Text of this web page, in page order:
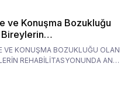
ve Konuşma Bozukluğu
Bireylerin
Ana
Tutumları
VE KONUŞMA BOZUKLUĞU OLAN
REHABİLİTASYONUNDA ANA